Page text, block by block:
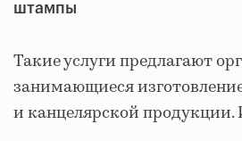
штампы
Такие услуги предлагают
занимающиеся
и канцелярской продукции.